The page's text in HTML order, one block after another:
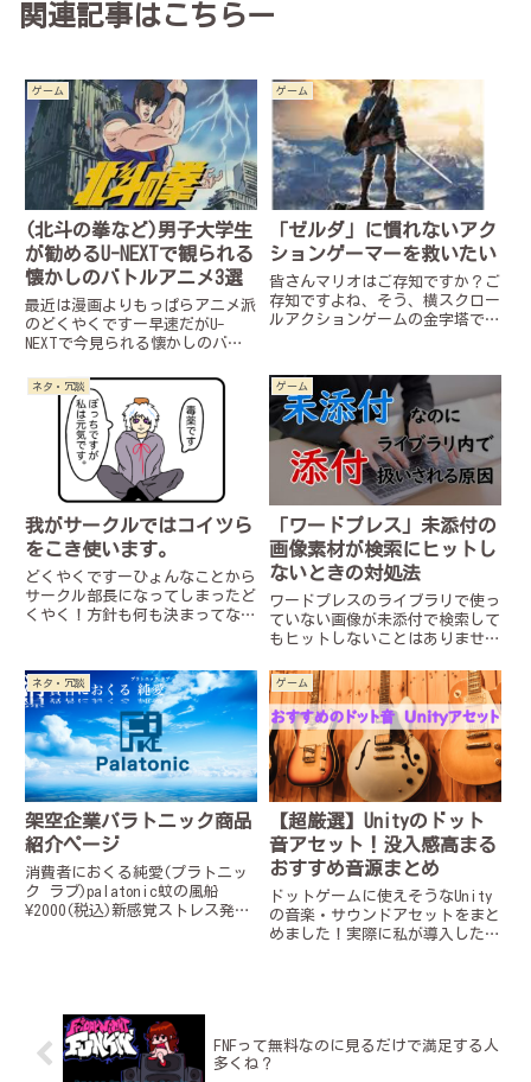
関連記事はこちらー
ゲーム
(北斗の拳など)男子大学生
が勧めるU-NEXTで観られる
懐かしのバトルアニメ3選
最近は漫画よりもっぱらアニメ派
のどくやくですー早速だがU-
NEXTで今見られる懐かしのバト
たら観られなくなるかもだから注
意！峠で速い奴が一番かっこいい
んだ！イケてるアニメ実家がとう
ふ屋の主人公、藤原拓海が、
日々...
ゲーム
「ゼルダ」に慣れないアク
ションゲーマーを救いたい
皆さんマリオはご存知ですか？ご
存知ですよね、そう、横スクロー
ルアクションゲームの金字塔で
般的になってきておりマリオゲー
マー達の肩身が狭くなっています
そんな方々を救う為、横スクロー
ルアクションゲームの魅力を語り
ます。
ネタ・冗談
我がサークルではコイツら
をこき使います。
どくやくですーひょんなことから
サークル部長になってしまったど
くやく！方針も何も決まってない
男、動きます！サークル公式ペー
ジはこちら！キャラ達の原案サー
クルのメインキャラクター泡
吹 ...
ゲーム
「ワードプレス」未添付の
画像素材が検索にヒットし
ないときの対処法
ワードプレスのライブラリで使っ
ていない画像が未添付で検索して
もヒットしないことはありません
です。つまり画像を最初に添付し
た場所が重要になってきます。
ネタ・冗談
架空企業パラトニック商品
紹介ページ
消費者におくる純愛(プラトニッ
ク ラブ)palatonic蚊の風船
¥2000(税込)新感覚ストレス発散
ゲーム
【超厳選】Unityのドット
音アセット！没入感高まる
おすすめ音源まとめ
ドットゲームに使えそうなUnity
の音楽・サウンドアセットをまと
めました！実際に私が導入した中
FNFって無料なのに見るだけで満足する人
多くね？